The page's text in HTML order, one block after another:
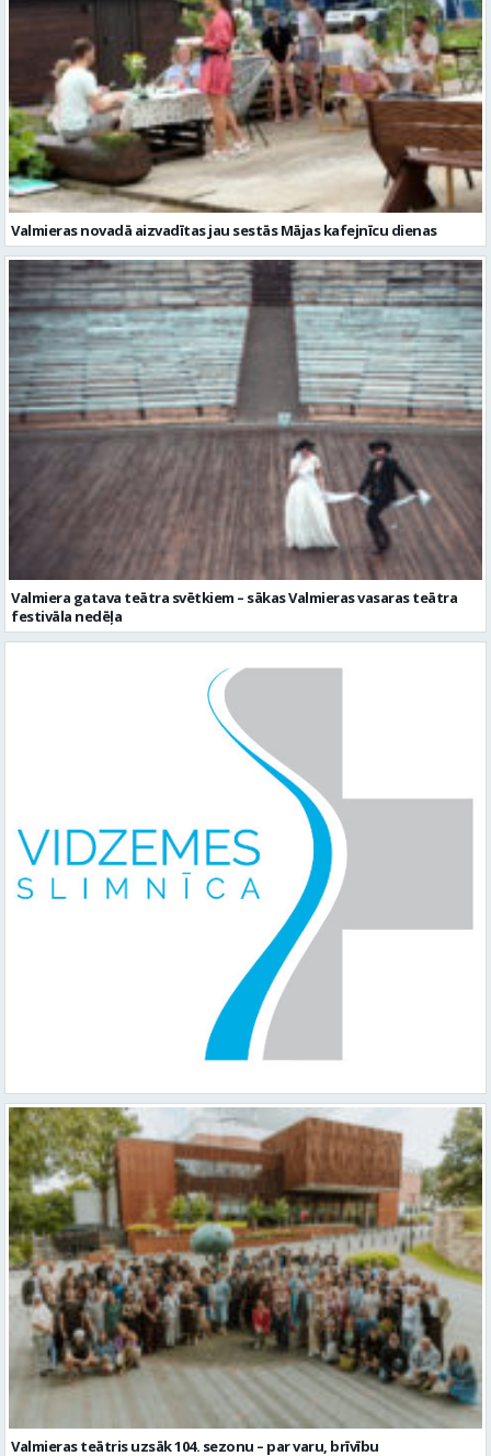
Valmieras novadā aizvadītas jau sestās Mājas kafejnīcu dienas
Valmiera gatava teātra svētkiem – sākas Valmieras vasaras teātra
festivāla nedēļa
Valmieras teātris uzsāk 104. sezonu – par varu, brīvību